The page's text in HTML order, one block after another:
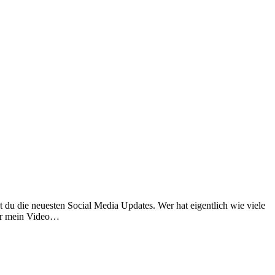
die neuesten Social Media Updates. Wer hat eigentlich wie viele
mein Video…